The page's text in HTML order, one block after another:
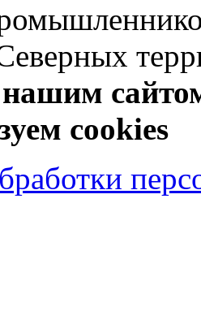
Северных
cookies